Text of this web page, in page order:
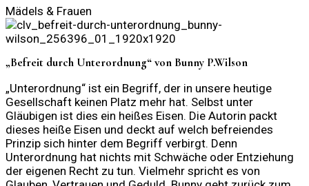
Mädels & Frauen
„Befreit durch Unterordnung“ von Bunny P.Wilson
„Unterordnung“ ist ein Begriff, der in unsere heutige
Gesellschaft keinen Platz mehr hat. Selbst unter
Gläubigen ist dies ein heißes Eisen. Die Autorin packt
dieses heiße Eisen und deckt auf welch befreiendes
Prinzip sich hinter dem Begriff verbirgt. Denn
Unterordnung hat nichts mit Schwäche oder Entziehung
der eigenen Recht zu tun. Vielmehr spricht es von